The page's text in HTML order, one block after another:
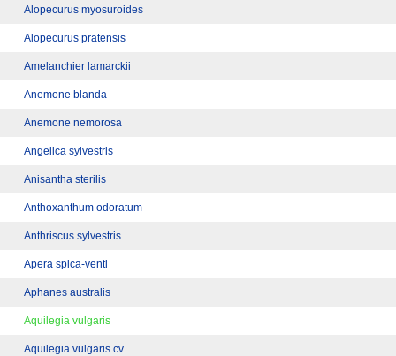
Alopecurus myosuroides
Alopecurus pratensis
Amelanchier lamarckii
Anemone blanda
Anemone nemorosa
Angelica sylvestris
Anisantha sterilis
Anthoxanthum odoratum
Anthriscus sylvestris
Apera spica-venti
Aphanes australis
Aquilegia vulgaris
Aquilegia vulgaris cv.